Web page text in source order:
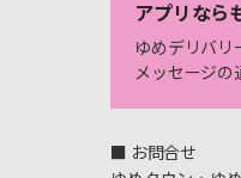
アプリなら
ゆめデリバリ
メッセージの
■ お問合せ